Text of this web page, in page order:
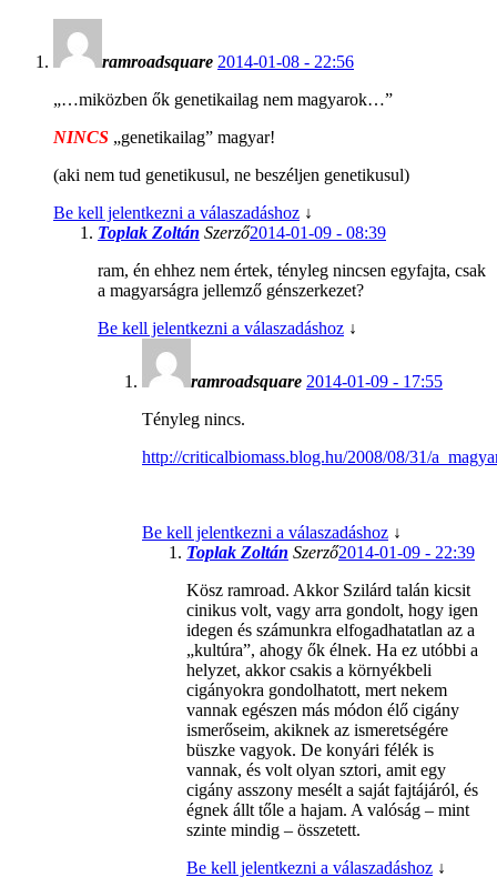
ramroadsquare 2014-01-08 - 22:56
„…miközben ők genetikailag nem magyarok…”
NINCS „genetikailag” magyar!
(aki nem tud genetikusul, ne beszéljen genetikusul)
Be kell jelentkezni a válaszadáshoz ↓
Toplak Zoltán Szerző2014-01-09 - 08:39
ram, én ehhez nem értek, tényleg nincsen egyfajta, csak
a magyarságra jellemző génszerkezet?
Be kell jelentkezni a válaszadáshoz ↓
ramroadsquare 2014-01-09 - 17:55
Tényleg nincs.
http://criticalbiomass.blog.hu/2008/08/31/
Be kell jelentkezni a válaszadáshoz ↓
Toplak Zoltán Szerző2014-01-09 - 22:39
Kösz ramroad. Akkor Szilárd talán kicsit
cinikus volt, vagy arra gondolt, hogy igen
idegen és számunkra elfogadhatatlan az a
„kultúra”, ahogy ők élnek. Ha ez utóbbi a
helyzet, akkor csakis a környékbeli
cigányokra gondolhatott, mert nekem
vannak egészen más módon élő cigány
ismerőseim, akiknek az ismeretségére
büszke vagyok. De konyári félék is
vannak, és volt olyan sztori, amit egy
cigány asszony mesélt a saját fajtájáról, és
égnek állt tőle a hajam. A valóság – mint
szinte mindig – összetett.
Be kell jelentkezni a válaszadáshoz ↓